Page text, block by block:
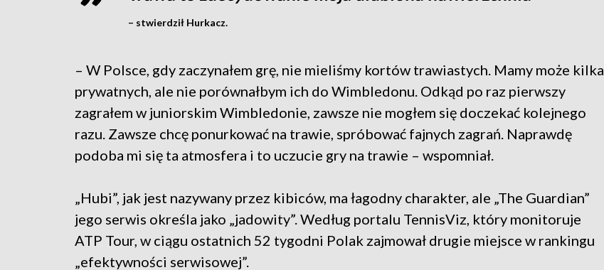
– stwierdził Hurkacz.
– W Polsce, gdy zaczynałem grę, nie mieliśmy kortów trawiastych. Mamy może kilka
prywatnych, ale nie porównałbym ich do Wimbledonu. Odkąd po raz pierwszy
zagrałem w juniorskim Wimbledonie, zawsze nie mogłem się doczekać kolejnego
razu. Zawsze chcę ponurkować na trawie, spróbować fajnych zagrań. Naprawdę
podoba mi się ta atmosfera i to uczucie gry na trawie – wspomniał.
„Hubi”, jak jest nazywany przez kibiców, ma łagodny charakter, ale „The Guardian”
jego serwis określa jako „jadowity”. Według portalu TennisViz, który monitoruje
ATP Tour, w ciągu ostatnich 52 tygodni Polak zajmował drugie miejsce w rankingu
„efektywności serwisowej”.